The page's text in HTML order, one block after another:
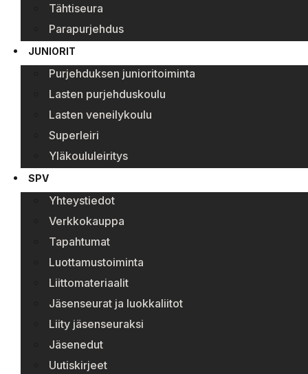
Tähtiseura
Parapurjehdus
JUNIORIT
Purjehduksen junioritoiminta
Lasten purjehduskoulu
Lasten veneilykoulu
Superleiri
Yläkoululeiritys
SPV
Yhteystiedot
Verkkokauppa
Tapahtumat
Luottamustoiminta
Liittomateriaalit
Jäsenseurat ja luokkaliitot
Liity jäsenseuraksi
Jäsenedut
Uutiskirjeet